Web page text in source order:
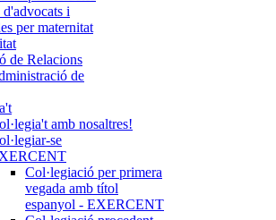
i
per maternitat
de Relacions
de
amb nosaltres!
se
Col·legiació per primera
vegada amb títol
espanyol - EXERCENT